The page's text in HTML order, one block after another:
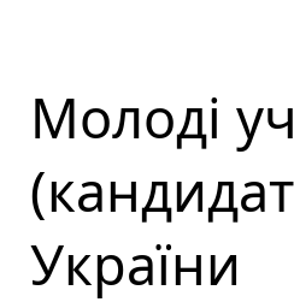
Молоді
України